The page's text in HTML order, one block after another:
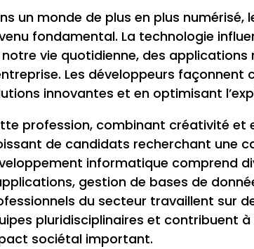
un monde de plus en plus
fondamental. La technologie
vie quotidienne, des
Les développeurs
innovantes et en optimisant
profession, combinant créativité et
de candidats recherchant une
informatique comprend
gestion de bases de
du secteur travaillent sur
pluridisciplinaires et contribuent
sociétal important.